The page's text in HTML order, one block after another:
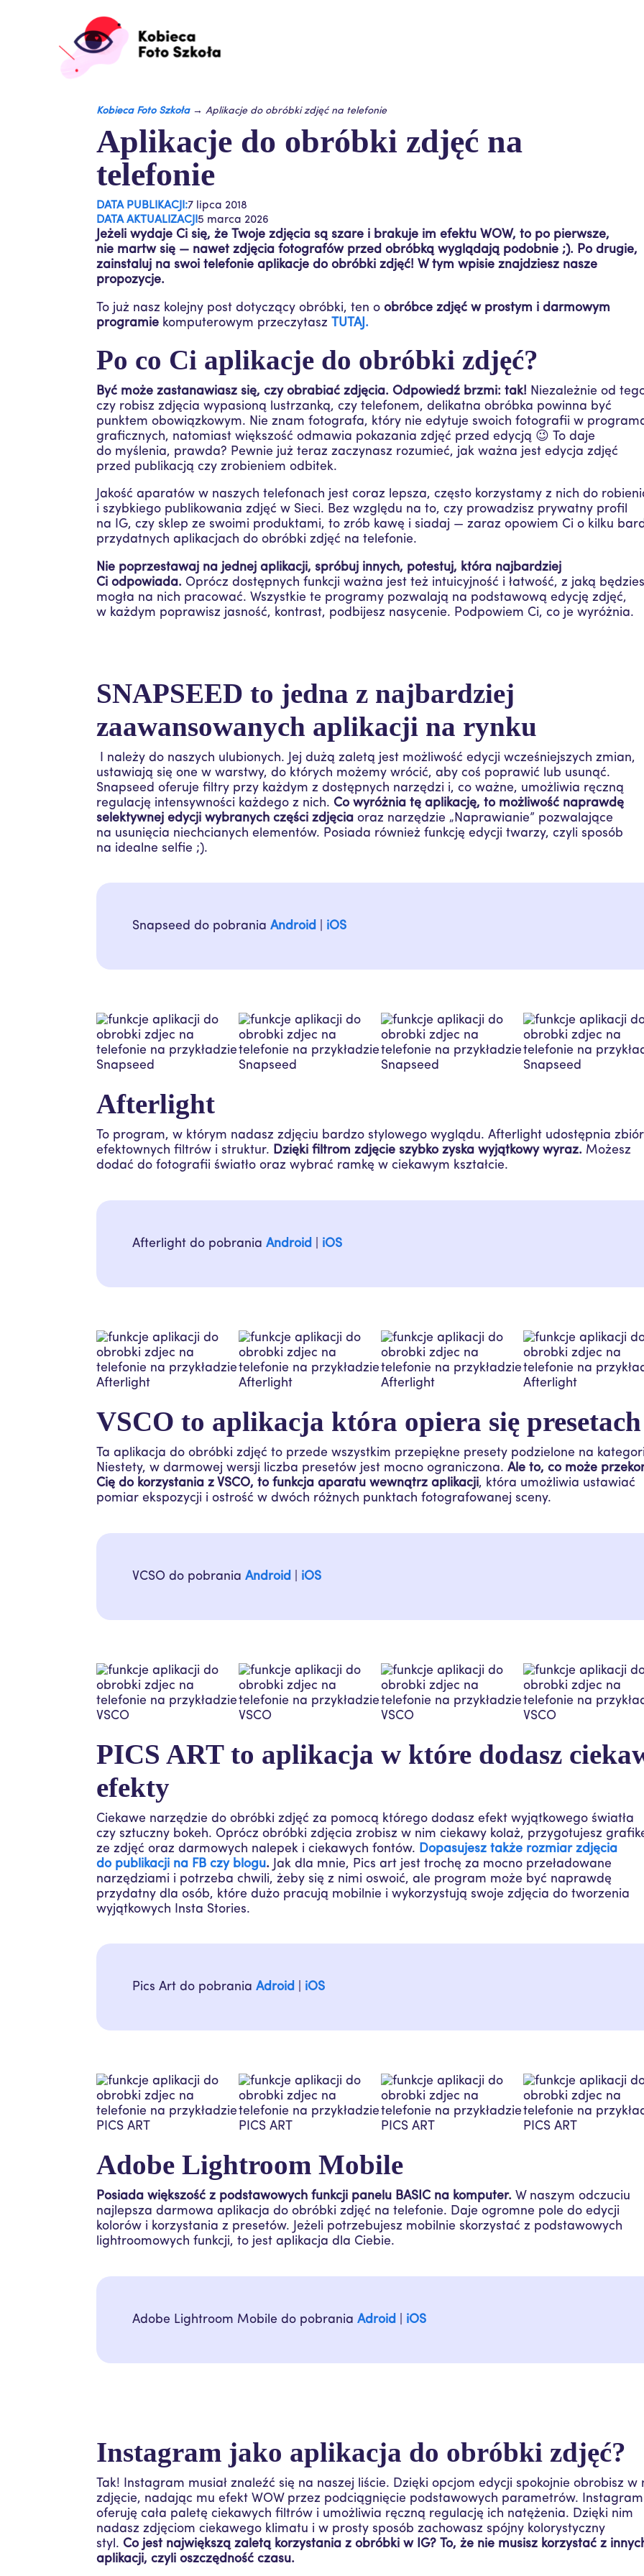
Kobieca Foto Szkoła→Aplikacje do obróbki zdjęć na telefonie
Aplikacje do obróbki zdjęć na
telefonie
DATA PUBLIKACJI:7 lipca 2018
DATA AKTUALIZACJI5 marca 2026
Jeżeli wydaje Ci się, że Twoje zdjęcia są szare i brakuje im efektu WOW, to po pierwsze,
nie martw się — nawet zdjęcia fotografów przed obróbką wyglądają podobnie ;). Po drugie,
zainstaluj na swoi telefonie aplikacje do obróbki zdjęć! W tym wpisie znajdziesz nasze
propozycje.
To już nasz kolejny post dotyczący obróbki, ten oobróbce zdjęć w prostym i darmowym
programie komputerowym przeczytasz TUTAJ.
Po co Ci aplikacje do obróbki zdjęć?
Być może zastanawiasz się, czy obrabiać zdjęcia. Odpowiedź brzmi: tak! Niezależnie od
czy robisz zdjęcia wypasioną lustrzanką, czy telefonem, delikatna obróbka powinna być
punktem obowiązkowym. Nie znam fotografa, który nie edytuje swoich fotografii w
graficznych, natomiast większość odmawia pokazania zdjęć przed edycją 😉 To daje
do myślenia, prawda? Pewnie już teraz zaczynasz rozumieć, jak ważna jest edycja zdjęć
przed publikacją czy zrobieniem odbitek.
Jakość aparatów w naszych telefonach jest coraz lepsza, często korzystamy z nich do
i szybkiego publikowania zdjęć w Sieci. Bez względu na to, czy prowadzisz prywatny profil
na IG, czy sklep ze swoimi produktami, to zrób kawę i siadaj — zaraz opowiem Ci o kilku
przydatnych aplikacjach do obróbki zdjęć na telefonie.
Nie poprzestawaj na jednej aplikacji, spróbuj innych, potestuj, która najbardziej
Ci odpowiada. Oprócz dostępnych funkcji ważna jest też intuicyjność i łatwość, z jaką
mogła na nich pracować. Wszystkie te programy pozwalają na podstawową edycję zdjęć,
w każdym poprawisz jasność, kontrast, podbijesz nasycenie. Podpowiem Ci, co je wyróżnia.
SNAPSEED to jedna z najbardziej
zaawansowanych aplikacji na rynku
I należy do naszych ulubionych. Jej dużą zaletą jest możliwość edycji wcześniejszych zmian,
ustawiają się one w warstwy, do których możemy wrócić, aby coś poprawić lub usunąć.
Snapseed oferuje filtry przy każdym z dostępnych narzędzi i, co ważne, umożliwia ręczną
regulację intensywności każdego z nich.Co wyróżnia tę aplikację, to możliwość naprawdę
selektywnej edycji wybranych części zdjęcia oraz narzędzie „Naprawianie” pozwalające
na usunięcia niechcianych elementów. Posiada również funkcję edycji twarzy, czyli sposób
na idealne selfie ;).
Snapseed do pobraniaAndroid iOS
Afterlight
To program, w którym nadasz zdjęciu bardzo stylowego wyglądu. Afterlight udostępnia zbiór
efektownych filtrów i struktur. Dzięki filtrom zdjęcie szybko zyska wyjątkowy wyraz. Możesz
dodać do fotografii światło oraz wybrać ramkę w ciekawym kształcie.
Afterlight do pobraniaAndroid iOS
VSCO to aplikacja która opiera się presetach
Ta aplikacja do obróbki zdjęć to przede wszystkim przepiękne presety podzielone na
Niestety, w darmowej wersji liczba presetów jest mocno ograniczona.Ale to, co może
Cię do korzystania z VSCO, to funkcja aparatu wewnątrz aplikacji, która umożliwia ustawiać
pomiar ekspozycji i ostrość w dwóch różnych punktach fotografowanej sceny.
VCSO do pobraniaAndroid iOS
PICS ART to aplikacja w które dodasz
efekty
Ciekawe narzędzie do obróbki zdjęć za pomocą którego dodasz efekt wyjątkowego światła
czy sztuczny bokeh. Oprócz obróbki zdjęcia zrobisz w nim ciekawy kolaż, przygotujesz
ze zdjęć oraz darmowych nalepek i ciekawych fontów. Dopasujesz także rozmiar zdjęcia
do publikacji na FB czy blogu. Jak dla mnie, Pics art jest trochę za mocno przeładowane
narzędziami i potrzeba chwili, żeby się z nimi oswoić, ale program może być naprawdę
przydatny dla osób, które dużo pracują mobilnie i wykorzystują swoje zdjęcia do tworzenia
wyjątkowych Insta Stories.
Pics Art do pobraniaAdroid iOS
Adobe Lightroom Mobile
Posiada większość z podstawowych funkcji panelu BASIC na komputer. W naszym odczuciu
najlepsza darmowa aplikacja do obróbki zdjęć na telefonie. Daje ogromne pole do edycji
kolorów i korzystania z presetów. Jeżeli potrzebujesz mobilnie skorzystać z podstawowych
lightroomowych funkcji, to jest aplikacja dla Ciebie.
Adobe Lightroom Mobile do pobraniaAdroid iOS
Instagram jako aplikacja do obróbki zdjęć?
Tak! Instagram musiał znaleźć się na naszej liście. Dzięki opcjom edycji spokojnie obrobisz w
zdjęcie, nadając mu efekt WOW przez podciągnięcie podstawowych parametrów. Instagram
oferuję cała paletę ciekawych filtrów i umożliwia ręczną regulację ich natężenia. Dzięki nim
nadasz zdjęciom ciekawego klimatu i w prosty sposób zachowasz spójny kolorystyczny
styl.Co jest największą zaletą korzystania z obróbki w IG? To, że nie musisz korzystać z
aplikacji, czyli oszczędność czasu.